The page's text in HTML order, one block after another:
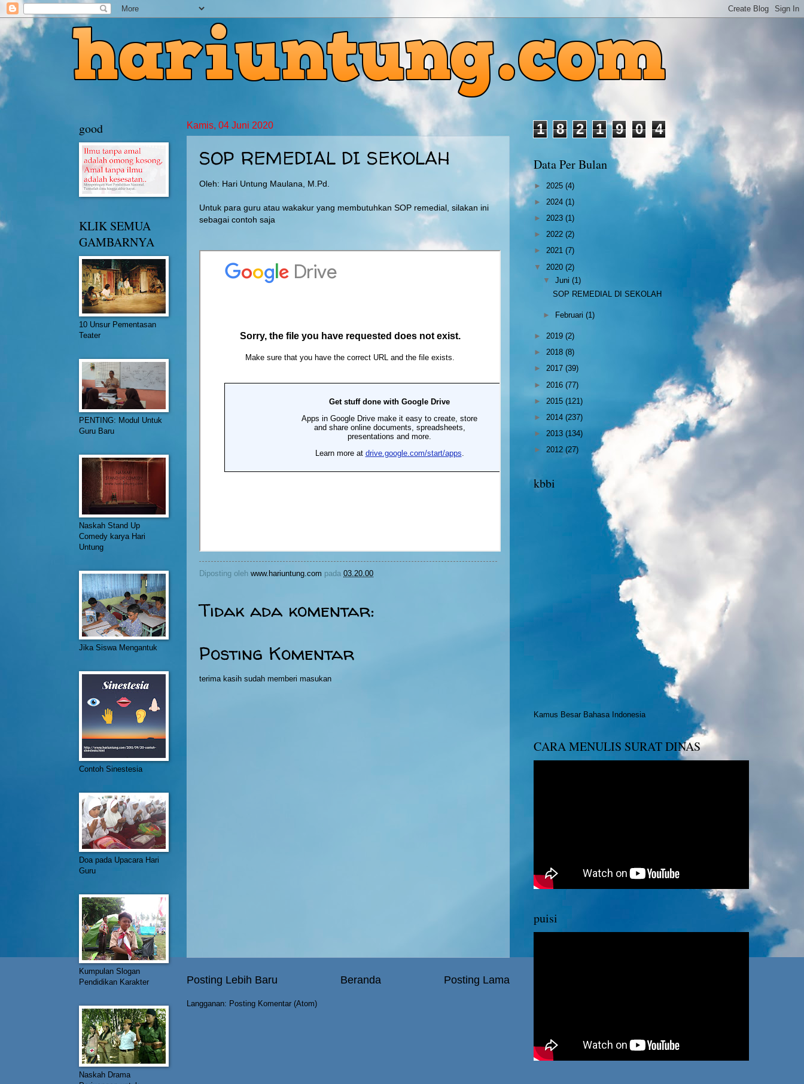
Kamis, 04 Juni 2020
SOP REMEDIAL DI SEKOLAH
Oleh: Hari Untung Maulana, M.Pd.
Untuk para guru atau wakakur yang membutuhkan SOP remedial, silakan ini
sebagai contoh saja
Diposting oleh www.hariuntung.com pada 03.20.00
Tidak ada komentar:
Posting Komentar
terima kasih sudah memberi masukan
Posting Lebih Baru Posting Lama
Beranda
Langganan: Posting Komentar (Atom)
good
KLIK SEMUA
GAMBARNYA
10 Unsur Pementasan
Teater
PENTING: Modul Untuk
Guru Baru
Naskah Stand Up
Comedy karya Hari
Untung
Jika Siswa Mengantuk
Contoh Sinestesia
Doa pada Upacara Hari
Guru
Kumpulan Slogan
Pendidikan Karakter
Naskah Drama
1 8 2 1 9 0 4
Data Per Bulan
► 2025 (4)
► 2024 (1)
► 2023 (1)
► 2022 (2)
► 2021 (7)
▼ 2020 (2)
▼Juni(1)
SOP REMEDIAL DI SEKOLAH
► Februari(1)
► 2019 (2)
► 2018 (8)
► 2017 (39)
► 2016 (77)
► 2015 (121)
► 2014 (237)
► 2013 (134)
► 2012 (27)
kbbi
Kamus Besar Bahasa Indonesia
CARA MENULIS SURAT DINAS
puisi